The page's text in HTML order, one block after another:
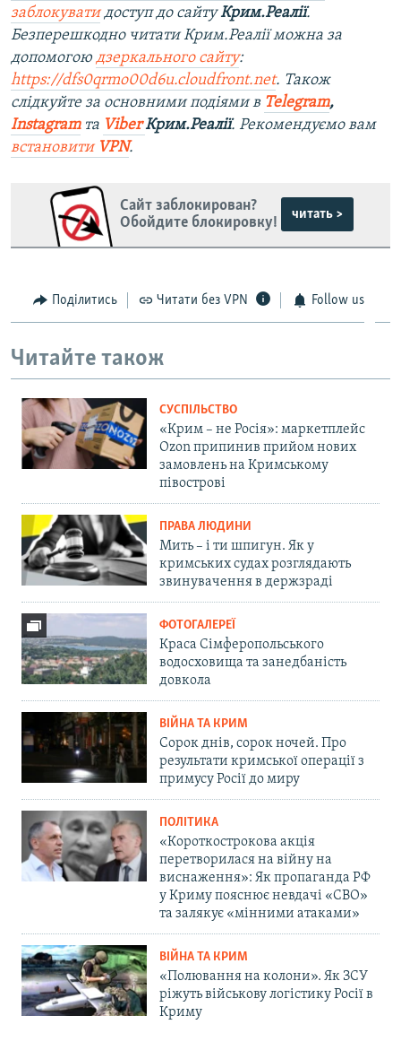
заблокуватидоступ до сайтуКрим.Реалії.
Безперешкодно читати Крим.Реалії можна за
допомогою дзеркального сайту:
https://dfs0qrmo00d6u.cloudfront.net. Також
слідкуйте за основними подіями в Telegram,
Instagramта ViberКрим.Реалії. Рекомендуємо вам
встановити VPN.
Сайт заблокирован?
Обойдите блокировку!
читать >
Поділитись Читати без VPN Follow us
Читайте також
СУСПІЛЬСТВО
«Крим – не Росія»: маркетплейс
Ozon припинив прийом нових
замовлень на Кримському
півострові
ПРАВА ЛЮДИНИ
Мить – і ти шпигун. Як у
кримських судах розглядають
звинувачення в держзраді
ФОТОГАЛЕРЕЇ
Краса Сімферопольського
водосховища та занедбаність
довкола
ВІЙНА ТА КРИМ
Сорок днів, сорок ночей. Про
результати кримської операції з
примусу Росії до миру
ПОЛІТИКА
«Короткострокова акція
перетворилася на війну на
виснаження»: Як пропаганда РФ
у Криму пояснює невдачі «СВО»
та залякує «мінними атаками»
ВІЙНА ТА КРИМ
«Полювання на колони». Як ЗСУ
ріжуть військову логістику Росії в
Криму